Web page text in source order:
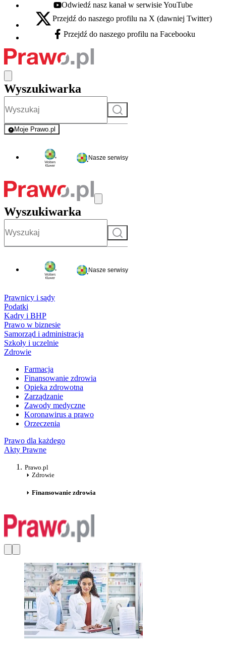
Youtube - otwiera się w nowej karcie
Odwiedź nasz kanał w serwisie YouTube
X - otwiera się w nowej karcie
Przejdź do naszego profilu na X (dawniej Twitter)
Facebook - otwiera się w nowej karcie
Przejdź do naszego profilu na Facebooku
Wyszukiwarka
Szukaj
Moje Prawo.pl
- rejestracja i logowanie do serwisu
Nasze serwisy
Wyszukiwarka
Szukaj
Nasze serwisy
Prawnicy i sądy
Podatki
Kadry i BHP
Prawo w biznesie
Samorząd i administracja
Szkoły i uczelnie
Zdrowie
Farmacja
Finansowanie zdrowia
Opieka zdrowotna
Zarządzanie
Zawody medyczne
Koronawirus a prawo
Orzeczenia
Prawo dla każdego
Akty Prawne
Prawo.pl
Zdrowie
Finansowanie zdrowia